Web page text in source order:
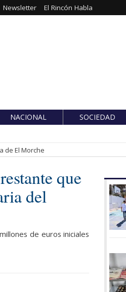
Newsletter El Rincón Habla
NACIONAL SOCIEDAD
de El Morche
que
del
de euros iniciales